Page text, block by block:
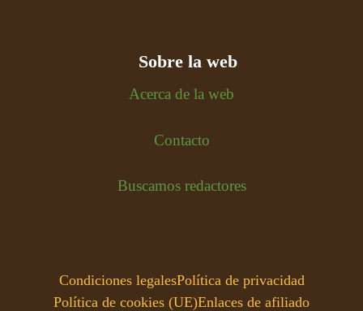
Sobre la web
Acerca de la web
Contacto
Buscamos redactores
Condiciones legalesPolítica de privacidad
Política de cookies (UE)Enlaces de afiliado